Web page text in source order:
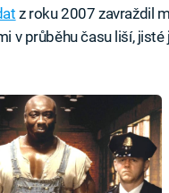
z roku 2007 zavraždil
v průběhu času liší,